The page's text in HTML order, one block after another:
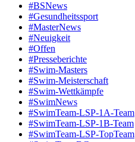
#BSNews
#Gesundheitssport
#MasterNews
#Neuigkeit
#Offen
#Presse­berichte
#Swim-Masters
#Swim-Meister­schaft
#Swim-Wett­kämpfe
#SwimNews
#SwimTeam-LSP-1A-Team
#SwimTeam-LSP-1B-Team
#SwimTeam-LSP-TopTeam